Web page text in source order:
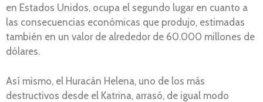
en Estados Unidos, ocupa el segundo lugar en cuanto a
las consecuencias económicas que produjo, estimadas
también en un valor de alrededor de 60.000 millones de
dólares.
Así mismo, el Huracán Helena, uno de los más
destructivos desde el Katrina, arrasó, de igual modo